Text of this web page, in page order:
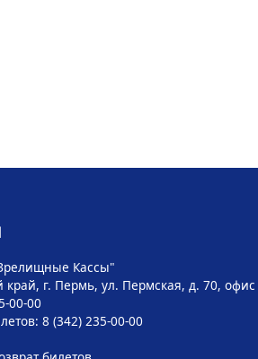
Кассы"
край, г. Пермь, ул. Пермская, д. 70, офис
00-00
8 (342) 235-00-00